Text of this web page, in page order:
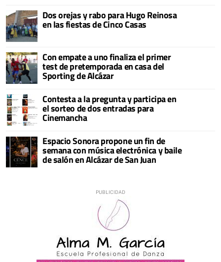
Dos orejas y rabo para Hugo Reinosa
en las fiestas de Cinco Casas
Con empate a uno finaliza el primer
test de pretemporada en casa del
Sporting de Alcázar
Contesta a la pregunta y participa en
el sorteo de dos entradas para
Cinemancha
Espacio Sonora propone un fin de
semana con música electrónica y baile
de salón en Alcázar de San Juan